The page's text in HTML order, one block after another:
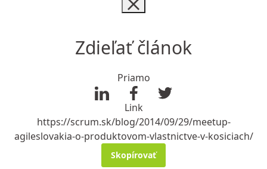
Zdieľať článok
Priamo
Link
https://scrum.sk/blog/2014/09/29/meetup-
agileslovakia-o-produktovom-vlastnictve-v-kosiciach/
Skopírovať